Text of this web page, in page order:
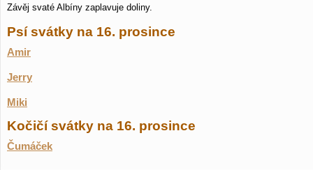
Závěj svaté Albíny zaplavuje doliny.
Psí svátky na 16. prosince
Amir
Jerry
Miki
Kočičí svátky na 16. prosince
Čumáček